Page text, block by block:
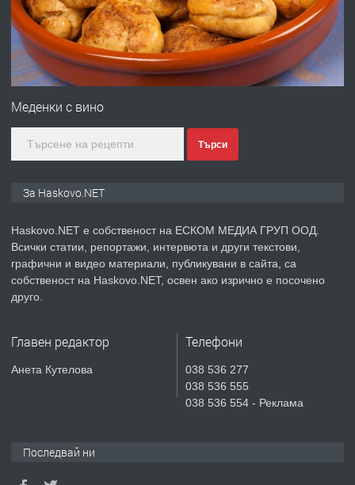
преди 3 дни
ПРЕДЛАГА
Нов апартамент на ул. Липа до
преди 5 дни
ПРЕДЛАГА
НАПЪЛНО ОБЗАВЕДЕН И
Давам гараж под наем
Меденки с вино
Търси
За Haskovo.NET
Haskovo.NET е собственост на ЕСКОМ МЕДИА ГРУП ООД.
Всички статии, репортажи, интервюта и други текстови,
графични и видео материали, публикувани в сайта, са
собственост на Haskovo.NET, освен ако изрично е посочено
друго.
Главен редактор
Анета Кутелова
Телефони
038 536 277
038 536 555
038 536 554 - Реклама
Последвай ни